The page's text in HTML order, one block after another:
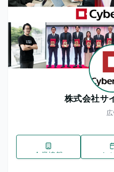
株式会社サ
企業情報 イ